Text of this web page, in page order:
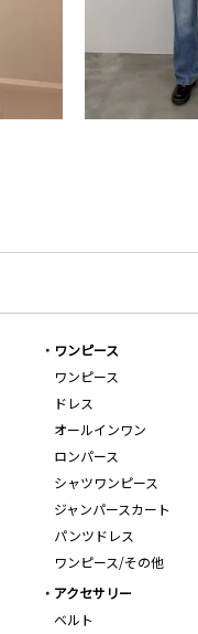
ワンピース
ワンピース
ドレス
オールインワン
ロンパース
シャツワンピース
ジャンパースカート
パンツドレス
ワンピース/その他
アクセサリー
ベルト